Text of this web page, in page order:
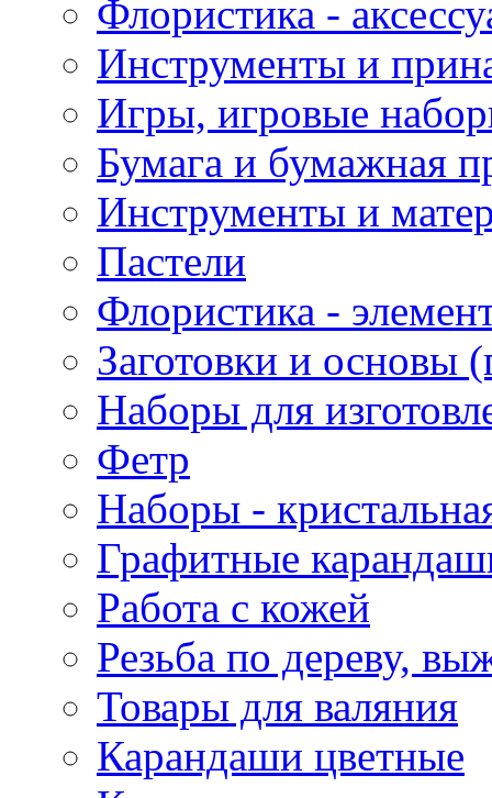
Флористика -
Инструменты и
Игры, игровые
Бумага и бумажная
Инструменты и
Пастели
Флористика -
Заготовки и основы
Наборы для
Фетр
Наборы -
Графитные
Работа с кожей
Резьба по дереву,
Товары для валяния
Карандаши цветные